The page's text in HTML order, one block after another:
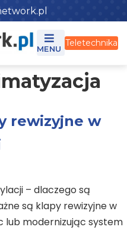
Teletechnika
rewizyjne w
– dlaczego są
są klapy rewizyjne w
lub modernizując system